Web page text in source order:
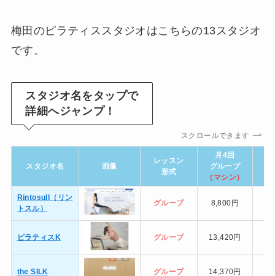
梅田のピラティススタジオはこちらの13スタジオ
です。
スタジオ名をタップで
詳細へジャンプ！
スクロールできます
スタジオ名 画像
レッスン
形式
月4回
グループ
（マシン）
Rintosull（リン
トスル）
グループ 8,800円
ピラティスK グループ 13,420円
the SILK グループ 14,370円